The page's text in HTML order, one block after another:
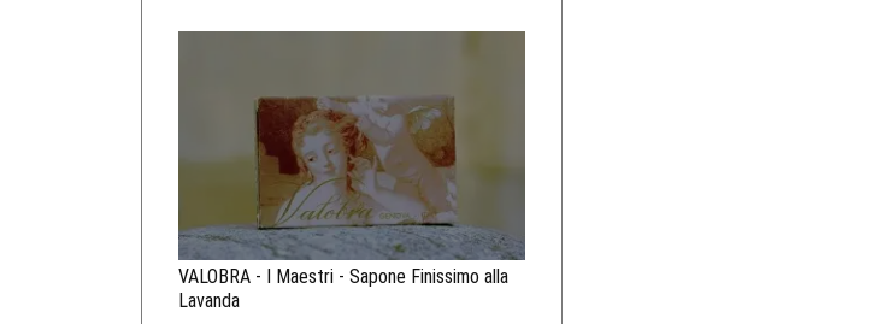
VALOBRA - I Maestri - Sapone Finissimo alla
Lavanda